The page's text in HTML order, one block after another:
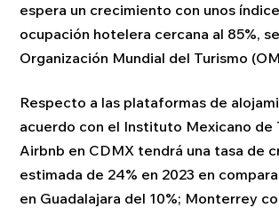
espera un crecimiento con unos
ocupación hotelera cercana al 85%,
Organización Mundial del Turismo
Respecto a las plataformas de
acuerdo con el Instituto Mexicano de
Airbnb en CDMX tendrá una tasa de
estimada de 24% en 2023 en
en Guadalajara del 10%; Monterrey